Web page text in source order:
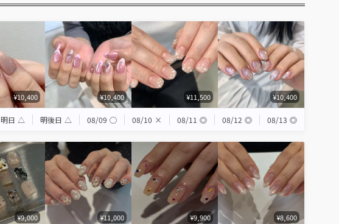
¥10,400 ¥10,400 ¥11,500 ¥10,400
明日 △ 明後日 △ 08/09 ◯ 08/10 × 08/11 ◎ 08/12 ◎ 08/13 ◎
¥9,000 ¥11,000 ¥9,900 ¥8,600